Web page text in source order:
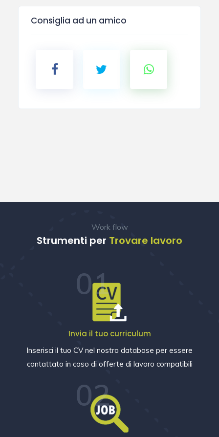
Consiglia ad un amico
Work flow
Strumenti per Trovare lavoro
01
Invia il tuo curriculum
Inserisci il tuo CV nel nostro database per essere
contattato in caso di offerte di lavoro compatibili
02